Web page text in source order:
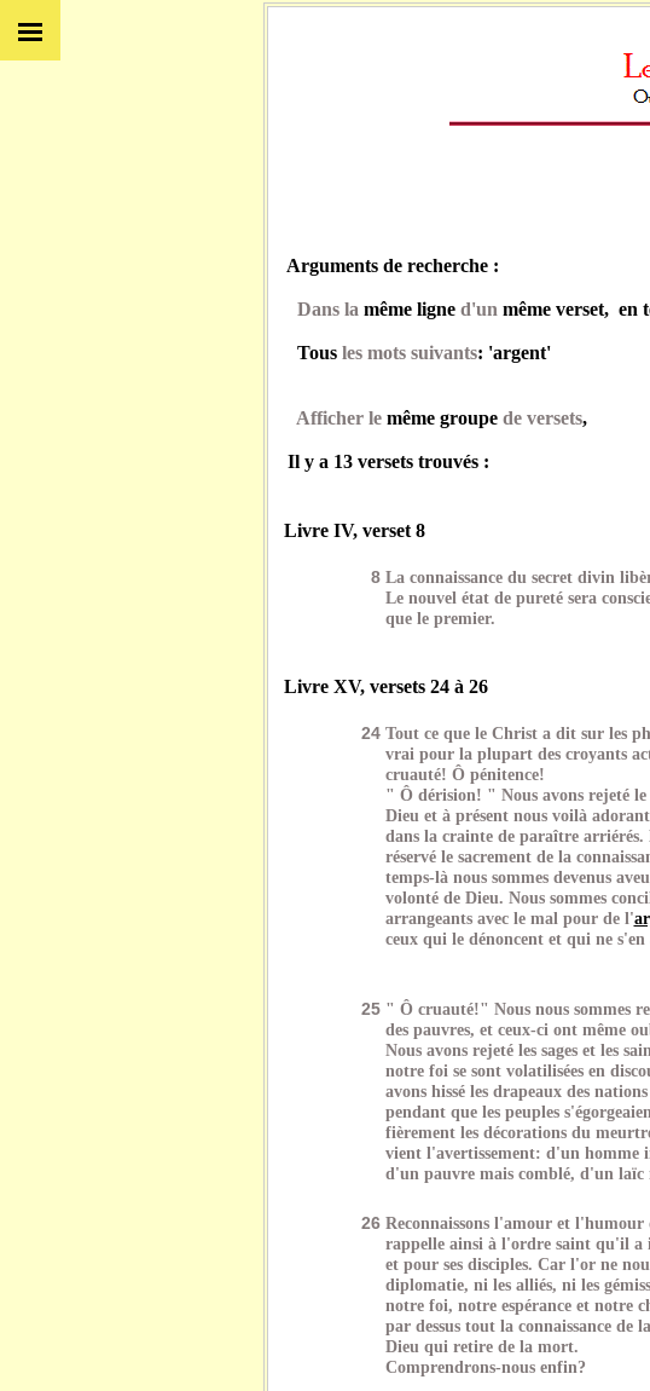
Arguments de recherche :
Dans la même ligne d'un même verset, en
Tous les mots suivants: 'argent'
Afficher le même groupede versets,
Il y a 13 versets trouvés :
Livre IV, verset 8
8 La connaissance du secret divin
Le nouvel état de pureté sera
que le premier.
Livre XV, versets 24 à 26
24 Tout ce que le Christ a dit sur les
vrai pour la plupart des croyants
cruauté! Ô pénitence!
" Ô dérision! " Nous avons rejeté le
Dieu et à présent nous voilà
dans la crainte de paraître arriérés.
réservé le sacrement de la
temps-là nous sommes devenus
volonté de Dieu. Nous sommes
arrangeants avec le mal pour de l'
ceux qui le dénoncent et qui ne s'en
25 " Ô cruauté!" Nous nous sommes
des pauvres, et ceux-ci ont même
Nous avons rejeté les sages et les
notre foi se sont volatilisées en
avons hissé les drapeaux des
pendant que les peuples
fièrement les décorations du
vient l'avertissement: d'un homme
d'un pauvre mais comblé, d'un laïc
26 Reconnaissons l'amour et l'humour
rappelle ainsi à l'ordre saint qu'il a
et pour ses disciples. Car l'or ne
diplomatie, ni les alliés, ni les
notre foi, notre espérance et notre
par dessus tout la connaissance de
Dieu qui retire de la mort.
Comprendrons-nous enfin?